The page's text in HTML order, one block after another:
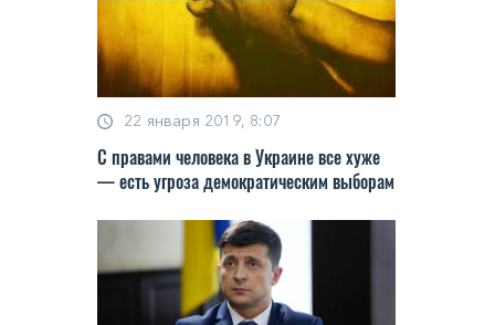
22 января 2019, 8:07
С правами человека в Украине все хуже
— есть угроза демократическим выборам